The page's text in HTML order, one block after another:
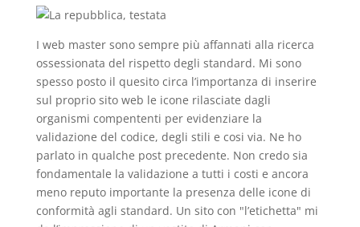
I web master sono sempre più affannati alla ricerca
ossessionata del rispetto degli standard. Mi sono
spesso posto il quesito circa l’importanza di inserire
sul proprio sito web le icone rilasciate dagli
organismi compententi per evidenziare la
validazione del codice, degli stili e cosi via. Ne ho
parlato in qualche post precedente. Non credo sia
fondamentale la validazione a tutti i costi e ancora
meno reputo importante la presenza delle icone di
conformità agli standard. Un sito con "l’etichetta" mi